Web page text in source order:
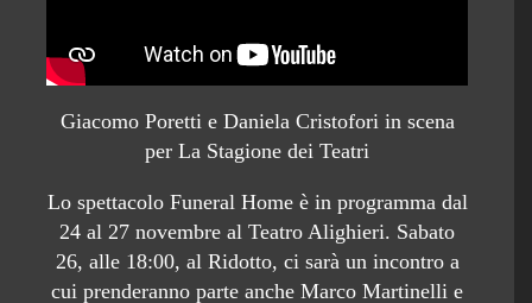
Giacomo Poretti e Daniela Cristofori in scena
per La Stagione dei Teatri
Lo spettacolo Funeral Home è in programma dal
24 al 27 novembre al Teatro Alighieri. Sabato
26, alle 18:00, al Ridotto, ci sarà un incontro a
cui prenderanno parte anche Marco Martinelli e